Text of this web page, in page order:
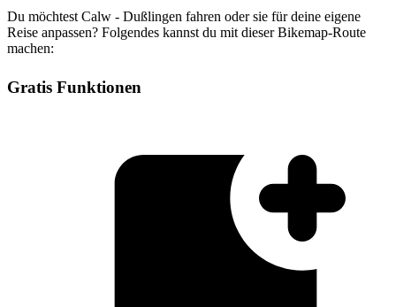
Du möchtest Calw - Dußlingen fahren oder sie für deine eigene
Reise anpassen? Folgendes kannst du mit dieser Bikemap-Route
machen:
Gratis Funktionen